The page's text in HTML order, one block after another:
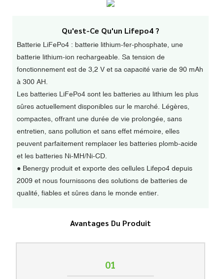
Qu'est-Ce Qu'un Lifepo4 ?
Batterie LiFePo4 : batterie lithium-fer-phosphate, une
batterie lithium-ion rechargeable. Sa tension de
fonctionnement est de 3,2 V et sa capacité varie de 90 mAh
à 300 AH.
Lesbatteries LiFePo4 sont les batteries au lithium les plus
sûres actuellement disponibles sur le marché. Légères,
compactes, offrant une durée de vie prolongée, sans
entretien, sans pollution et sans effet mémoire, elles
peuvent parfaitement remplacer les batteries plomb-acide
et les batteries Ni-MH/Ni-CD.
●Benergy produit et exporte des cellules Lifepo4 depuis
2009 et nous fournissons des solutions de batteries de
qualité, fiables et sûres dans le monde entier.
Avantages Du Produit
01